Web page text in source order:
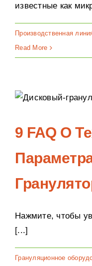
известные как
Производственная
Read More
9 FAQ О
Нажмите, чтобы
[...]
Грануляционное